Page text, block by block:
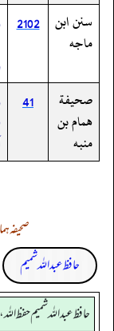
سنن ابن
ماجه
2102
صحيفة
همام بن
منبه
41
صحیفہ ہمام
حافظ عبداللہ شمیم
حافظ عبدالله شميم حفظ